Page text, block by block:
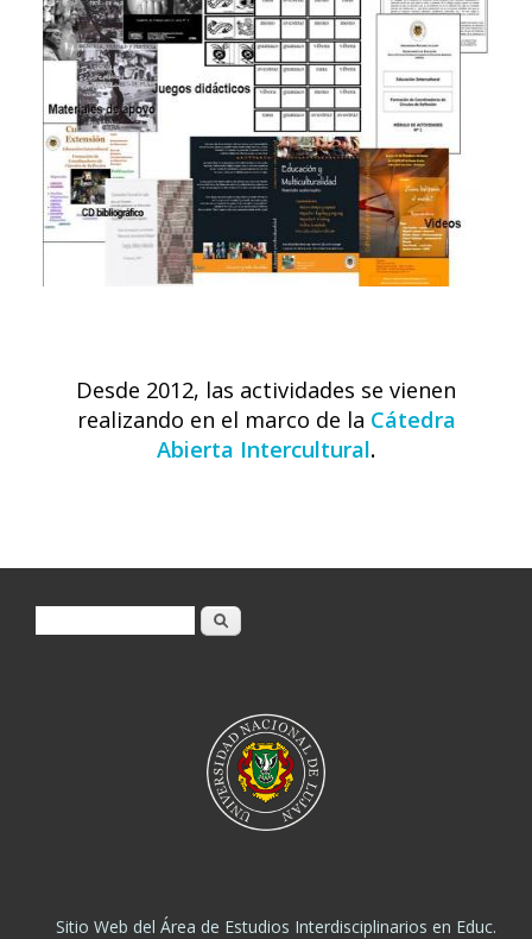
Desde 2012, las actividades se vienen
realizando en el marco de la Cátedra
Abierta Intercultural.
Formulario de búsqueda
Buscar
Sitio Web del Área de Estudios Interdisciplinarios en Educ.